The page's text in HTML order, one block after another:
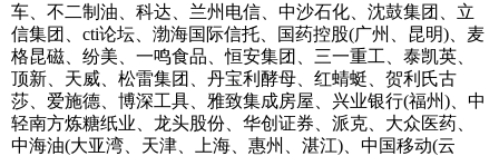
车、不二制油、科达、兰州电信、中沙石化、沈鼓集团、立
信集团、cti论坛、渤海国际信托、国药控股(广州、昆明)、麦
格昆磁、纷美、一鸣食品、恒安集团、三一重工、泰凯英、
顶新、天威、松雷集团、丹宝利酵母、红蜻蜓、贺利氏古
莎、爱施德、博深工具、雅致集成房屋、兴业银行(福州)、中
轻南方炼糖纸业、龙头股份、华创证券、派克、大众医药、
中海油(大亚湾、天津、上海、惠州、湛江)、中国移动(云